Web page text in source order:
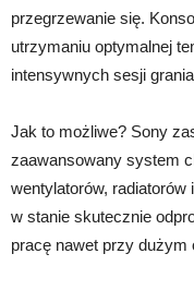
przegrzewanie się.
utrzymaniu optymalnej
intensywnych sesji
Jak to możliwe? Sony
zaawansowany system
wentylatorów, radiatorów
w stanie skutecznie
pracę nawet przy dużym